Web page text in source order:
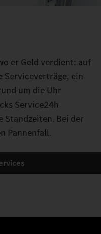
er Geld verdient: auf
ein
um die Uhr
Service24h
Bei der
Pannenfall.